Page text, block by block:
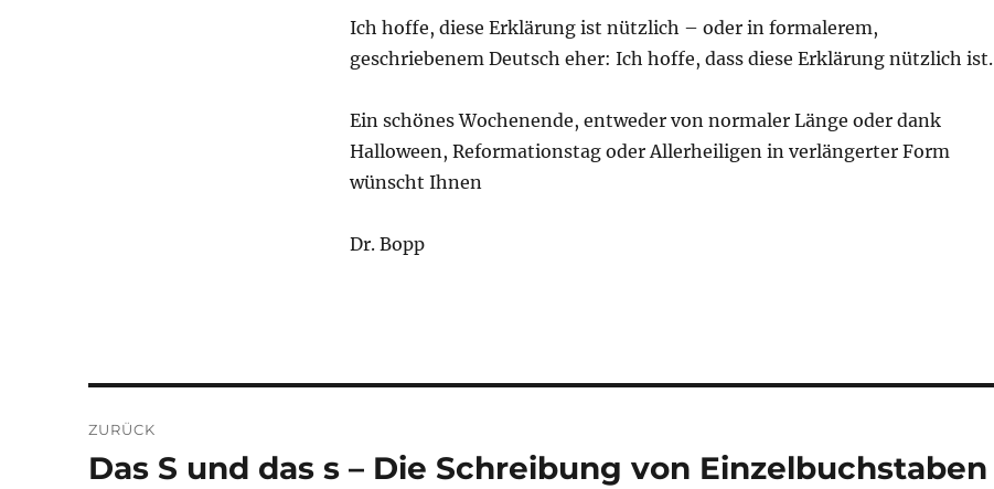
Ich hoffe, diese Erklärung ist nützlich – oder in formalerem,
geschriebenem Deutsch eher: Ich hoffe, dass diese Erklärung nützlich ist.
Ein schönes Wochenende, entweder von normaler Länge oder dank
Halloween, Reformationstag oder Allerheiligen in verlängerter Form
wünscht Ihnen
Dr. Bopp
ZURÜCK
Vorheriger
Das S und das s – Die Schreibung von Einzelbuchstaben